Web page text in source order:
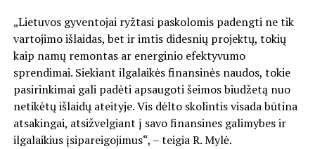
„Lietuvos gyventojai ryžtasi paskolomis padengti ne tik
vartojimo išlaidas, bet ir imtis didesnių projektų, tokių
kaip namų remontas ar energinio efektyvumo
sprendimai. Siekiant ilgalaikės finansinės naudos, tokie
pasirinkimai gali padėti apsaugoti šeimos biudžetą nuo
netikėtų išlaidų ateityje. Vis dėlto skolintis visada būtina
atsakingai, atsižvelgiant į savo finansines galimybes ir
ilgalaikius įsipareigojimus“, – teigia R. Mylė.